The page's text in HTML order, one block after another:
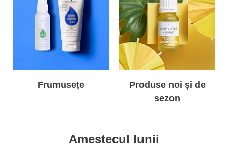
Frumusețe
Produse noi și de
sezon
Amestecul lunii